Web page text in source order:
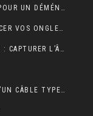
QUELLES SONT LES MEILLEURES ASTUCES POUR UN DÉMÉNAGEMENT ÎLE DE FRANCE RÉUSSI ET SANS TRACAS ?
LES MEILLEURES MÉTHODES POUR RENFORCER VOS ONGLES FRAGILES
POURQUOI REMPLIR UN CARNET DE VOYAGE : CAPTURER L’ÂME DE VOS AVENTURES
LES CRITÈRES ESSENTIELS POUR L’ACHAT D’UN CÂBLE TYPE 2 POUR VÉHICULES ÉLECTRIQUES